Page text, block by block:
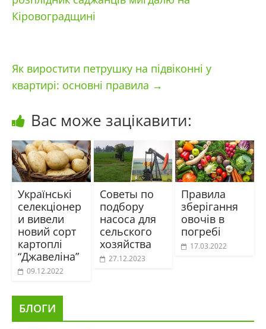
Кіровоградщині
Як виростити петрушку на підвіконні у
квартирі: основні правила →
Вас може зацікавити:
Українські
селекціонер
и вивели
новий сорт
картоплі
“Джавеліна”
09.12.2022
Советы по
подбору
насоса для
сельского
хозяйства
27.12.2023
Правила
зберігання
овочів в
погребі
17.03.2022
БЛОГИ